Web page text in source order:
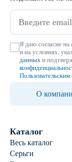
Я даю согласие
и на условиях,
данных и
О
Каталог
Весь каталог
Серьги